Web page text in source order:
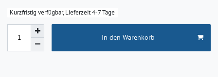
Kurzfristig verfügbar, Lieferzeit 4-7 Tage
In den Warenkorb